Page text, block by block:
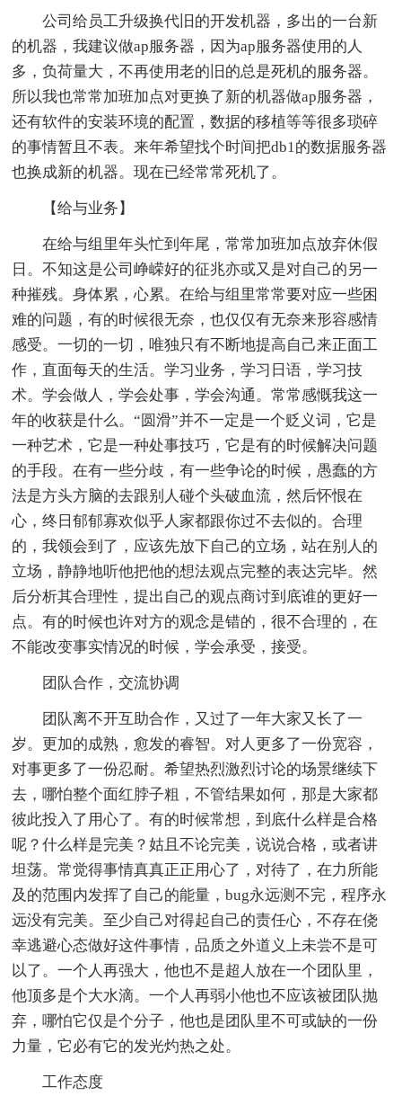
公司给员工升级换代旧的开发机器，多出的一台新
的机器，我建议做ap服务器，因为ap服务器使用的人
多，负荷量大，不再使用老的旧的总是死机的服务器。
所以我也常常加班加点对更换了新的机器做ap服务器，
还有软件的安装环境的配置，数据的移植等等很多琐碎
的事情暂且不表。来年希望找个时间把db1的数据服务器
也换成新的机器。现在已经常常死机了。
【给与业务】
在给与组里年头忙到年尾，常常加班加点放弃休假
日。不知这是公司峥嵘好的征兆亦或又是对自己的另一
种摧残。身体累，心累。在给与组里常常要对应一些困
难的问题，有的时候很无奈，也仅仅有无奈来形容感情
感受。一切的一切，唯独只有不断地提高自己来正面工
作，直面每天的生活。学习业务，学习日语，学习技
术。学会做人，学会处事，学会沟通。常常感慨我这一
年的收获是什么。“圆滑”并不一定是一个贬义词，它是
一种艺术，它是一种处事技巧，它是有的时候解决问题
的手段。在有一些分歧，有一些争论的时候，愚蠢的方
法是方头方脑的去跟别人碰个头破血流，然后怀恨在
心，终日郁郁寡欢似乎人家都跟你过不去似的。合理
的，我领会到了，应该先放下自己的立场，站在别人的
立场，静静地听他把他的想法观点完整的表达完毕。然
后分析其合理性，提出自己的观点商讨到底谁的更好一
点。有的时候也许对方的观念是错的，很不合理的，在
不能改变事实情况的时候，学会承受，接受。
团队合作，交流协调
团队离不开互助合作，又过了一年大家又长了一
岁。更加的成熟，愈发的睿智。对人更多了一份宽容，
对事更多了一份忍耐。希望热烈激烈讨论的场景继续下
去，哪怕整个面红脖子粗，不管结果如何，那是大家都
彼此投入了用心了。有的时候常想，到底什么样是合格
呢？什么样是完美？姑且不论完美，说说合格，或者讲
坦荡。常觉得事情真真正正用心了，对待了，在力所能
及的范围内发挥了自己的能量，bug永远测不完，程序永
远没有完美。至少自己对得起自己的责任心，不存在侥
幸逃避心态做好这件事情，品质之外道义上未尝不是可
以了。一个人再强大，他也不是超人放在一个团队里，
他顶多是个大水滴。一个人再弱小他也不应该被团队抛
弃，哪怕它仅是个分子，他也是团队里不可或缺的一份
力量，它必有它的发光灼热之处。
工作态度